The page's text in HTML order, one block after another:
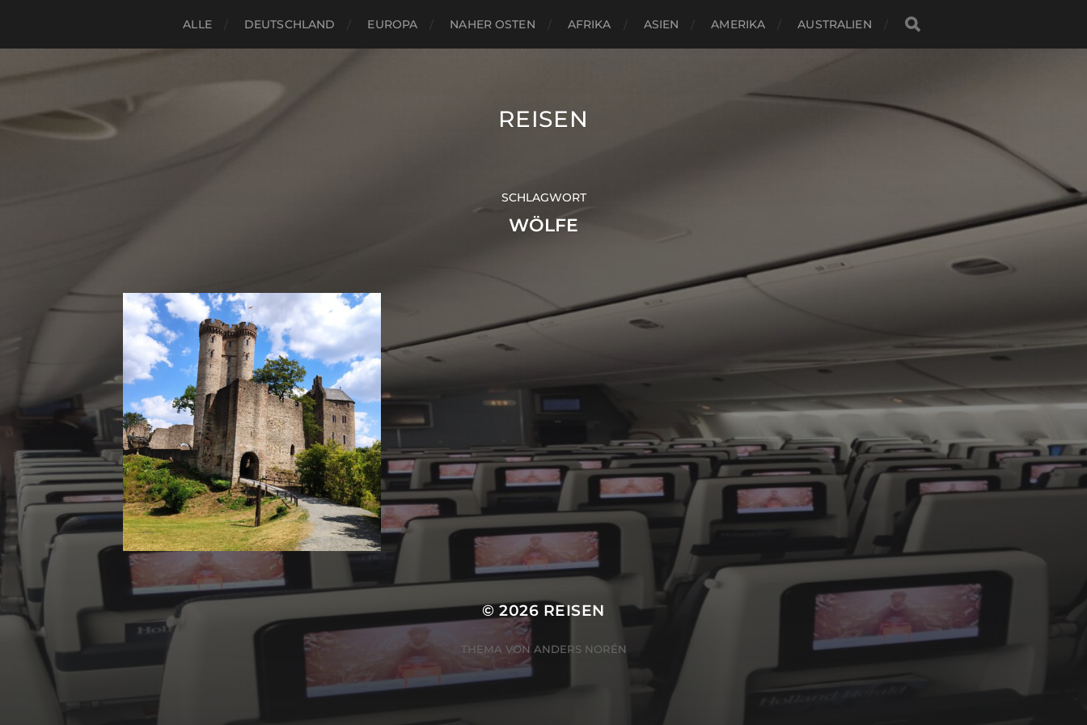
ALLE DEUTSCHLAND EUROPA NAHER OSTEN AFRIKA ASIEN AMERIKA AUSTRALIEN
REISEN
SCHLAGWORT
WÖLFE
© 2026 REISEN
THEMA VON ANDERS NORÉN